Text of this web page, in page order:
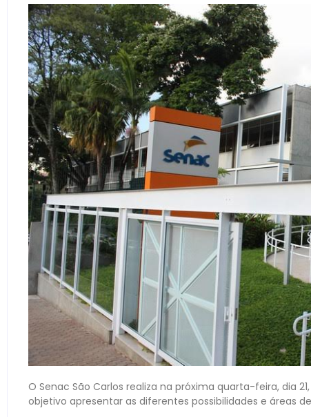
O Senac São Carlos realiza na próxima quarta-feira, dia
objetivo apresentar as diferentes possibilidades e áreas